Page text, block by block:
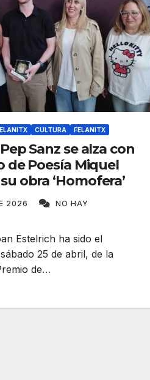
CULTURA FELANITX
Sanz se alza con
de Poesía Miquel
obra ‘Homofera’
2026
NO HAY
Estelrich ha sido el
25 de abril, de la
de…